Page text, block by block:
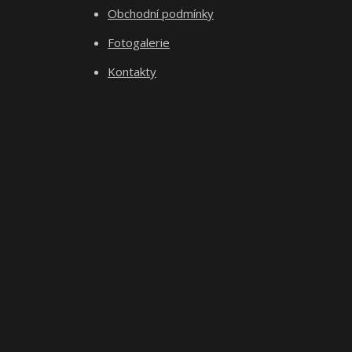
Obchodní podmínky
Fotogalerie
Kontakty